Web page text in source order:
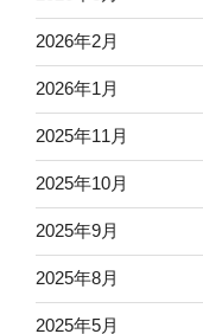
2026年2月
2026年1月
2025年11月
2025年10月
2025年9月
2025年8月
2025年5月